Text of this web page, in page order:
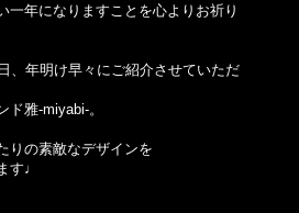
一年になりますことを心よりお祈り
、年明け早々にご紹介させていただ
ド雅-miyabi-。
りの素敵なデザインを
す♩